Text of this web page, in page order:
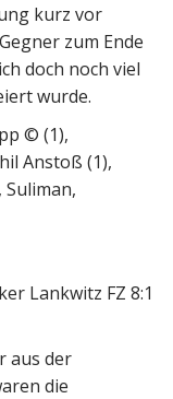
kurz vor
zum Ende
doch noch viel
wurde.
© (1),
Anstoß (1),
Suliman,
Lankwitz FZ 8:1
aus der
die